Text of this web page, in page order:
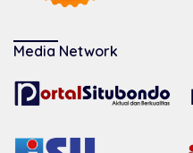
Media Network